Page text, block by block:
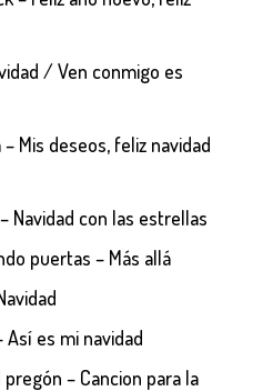
/ Ven conmigo es
Mis deseos, feliz navidad
Navidad con las estrellas
puertas – Más allá
Así es mi navidad
– Cancion para la